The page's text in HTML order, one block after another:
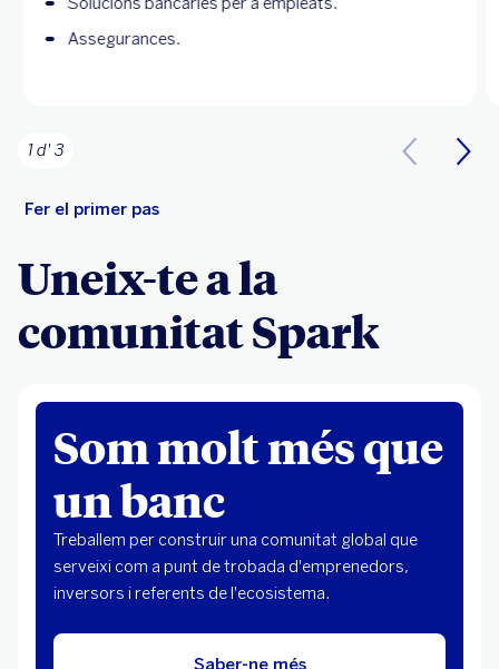
Assegurances.
1 d' 3
Fer el primer pas
Uneix-te a la
comunitat Spark
Som molt més que
un banc
Treballem per construir una comunitat global que
serveixi com a punt de trobada d'emprenedors,
inversors i referents de l'ecosistema.
Saber-ne més